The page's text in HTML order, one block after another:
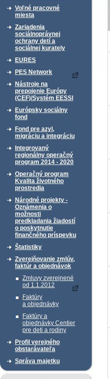
Voľné pracovné
miesta
Zariadenia
sociálnoprávnej
ochrany detí a
sociálnej kurately
EURES
PES Network
Nástroje na
prepojenie Európy
(CEF)/Systém EESSI
Európsky sociálny
fond
Fond pre azyl,
migráciu a integráciu
Integrovaný
regionálny operačný
program 2014 - 2020
Operačný program
Kvalita životného
prostredia
Národné projekty -
Oznámenia o
možnosti
predkladania žiadostí
o poskytnutie
finančného príspevku
Štatistiky
Zverejňovanie zmlúv,
faktúr a objednávok
Zmluvy zverejnené
od 1.1.2012
Faktúry
a objednávky
Faktúry a
objednávky Centier
pre deti a rodiny
Profil verejného
obstarávateľa
Správa majetku